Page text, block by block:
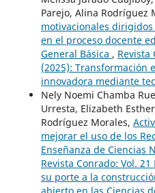
Parejo, Alina Rodríguez
motivacionales
en el proceso docente
General Básica , Revista
(2025): Transformación
innovadora mediante
Nely Noemi Chamba
Urresta, Elizabeth
Rodríguez Morales,
mejorar el uso de los
Enseñanza de Ciencias
Revista Conrado: Vol.
su porte a la
abierto en las Ciencias